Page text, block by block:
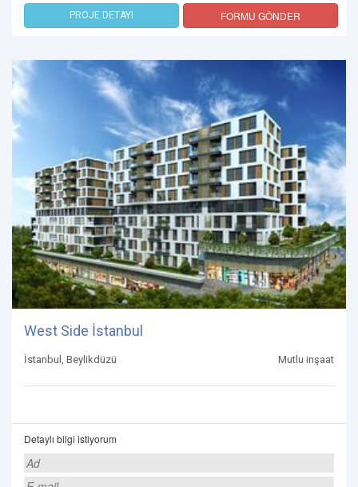
PROJE DETAYI FORMU GÖNDER
West Side İstanbul
İstanbul, Beylikdüzü Mutlu inşaat
Detaylı bilgi istiyorum